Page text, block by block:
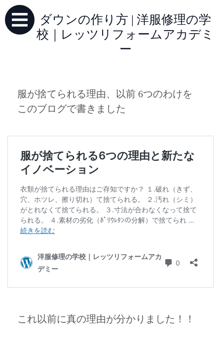
ダウンの作り方 | 洋服修理の学
校｜レッツリフォームアカデミ
ー
服が捨てられる理由、以前 6つのわけを
このブログで書きました
これ以前に真の理由が分かりました！！